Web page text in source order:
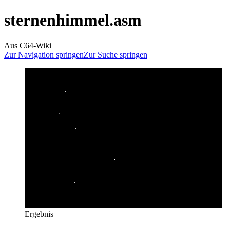
sternenhimmel.asm
Aus C64-Wiki
Zur Navigation springenZur Suche springen
Ergebnis